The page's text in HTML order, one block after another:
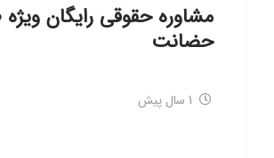
مشاوره حقوقی رایگان
حضانت
1 سال پیش